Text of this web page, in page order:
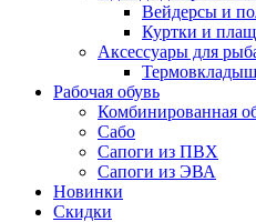
Вейдерсы и
Куртки и
Аксессуары для
Рабочая обувь
Комбинированная
Сабо
Сапоги из ПВХ
Сапоги из ЭВА
Новинки
Скидки